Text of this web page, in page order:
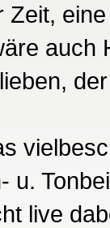
Zeit,
u.
live